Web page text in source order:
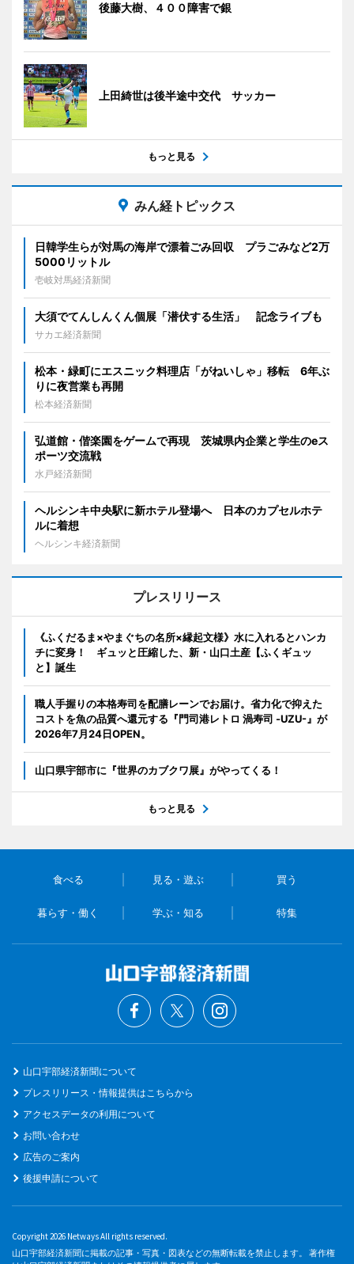
後藤大樹、４００障害で銀
上田綺世は後半途中交代 サッカー
もっと見る
みん経トピックス
日韓学生らが対馬の海岸で漂着ごみ回収 プラごみなど2万
5000リットル
壱岐対馬経済新聞
大須でてんしんくん個展「潜伏する生活」 記念ライブも
サカエ経済新聞
松本・緑町にエスニック料理店「がねいしゃ」移転 6年ぶ
りに夜営業も再開
松本経済新聞
弘道館・偕楽園をゲームで再現 茨城県内企業と学生のeス
ポーツ交流戦
水戸経済新聞
ヘルシンキ中央駅に新ホテル登場へ 日本のカプセルホテ
ルに着想
ヘルシンキ経済新聞
プレスリリース
《ふくだるま×やまぐちの名所×縁起文様》水に入れるとハンカ
チに変身！ ギュッと圧縮した、新・山口土産【ふくギュッ
と】誕生
職人手握りの本格寿司を配膳レーンでお届け。省力化で抑えた
コストを魚の品質へ還元する『門司港レトロ 渦寿司 -UZU-』が
2026年7月24日OPEN。
山口県宇部市に『世界のカブクワ展』がやってくる！
もっと見る
食べる 見る・遊ぶ 買う
暮らす・働く 学ぶ・知る 特集
山口宇部経済新聞について
プレスリリース・情報提供はこちらから
アクセスデータの利用について
お問い合わせ
広告のご案内
後援申請について
Copyright 2026 Netways All rights reserved.
山口宇部経済新聞に掲載の記事・写真・図表などの無断転載を禁止します。 著作権